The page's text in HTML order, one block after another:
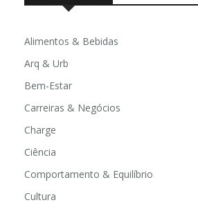
Alimentos & Bebidas
Arq & Urb
Bem-Estar
Carreiras & Negócios
Charge
Ciência
Comportamento & Equilíbrio
Cultura